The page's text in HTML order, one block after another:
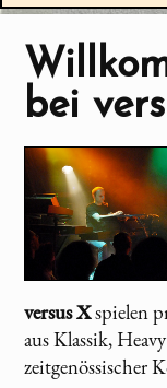
bei
versus Xspielen
aus Klassik,
zeitgenössischer